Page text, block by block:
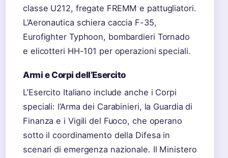
classe U212, fregate FREMM e pattugliatori.
L’Aeronautica schiera caccia F-35,
Eurofighter Typhoon, bombardieri Tornado
e elicotteri HH-101 per operazioni speciali.
Armi e Corpi dell’Esercito
L’Esercito Italiano include anche i Corpi
speciali: l’Arma dei Carabinieri, la Guardia di
Finanza e i Vigili del Fuoco, che operano
sotto il coordinamento della Difesa in
scenari di emergenza nazionale. Il Ministero